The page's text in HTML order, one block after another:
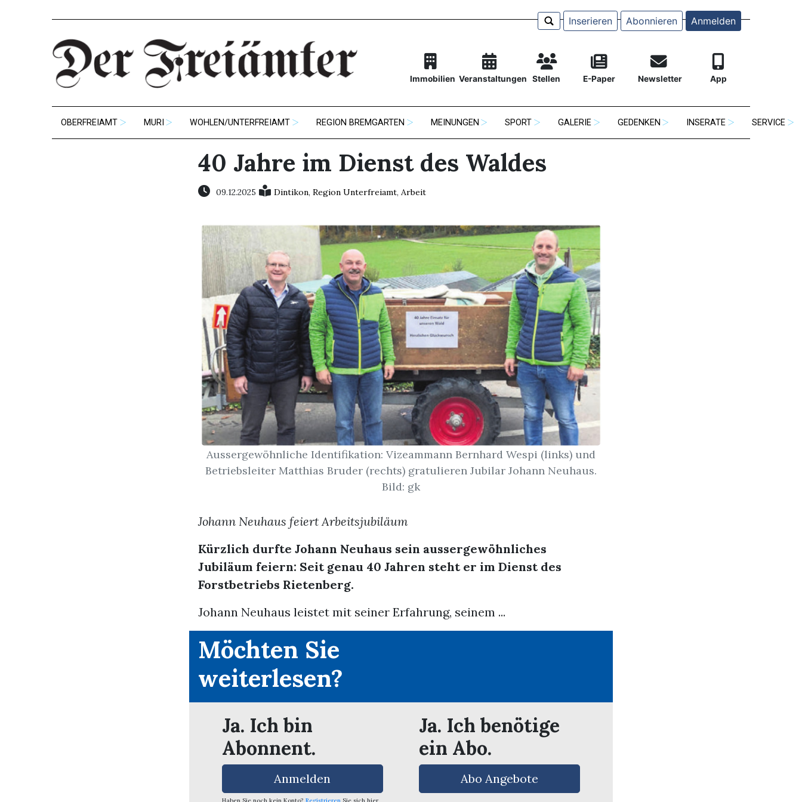
Inserieren Abonnieren Anmelden
Immobilien Veranstaltungen Stellen E-Paper Newsletter App
OBERFREIAMT MURI WOHLEN/UNTERFREIAMT REGION BREMGARTEN MEINUNGEN SPORT GALERIE GEDENKEN INSERATE SERVICE
40 Jahre im Dienst des Waldes
09.12.2025 Dintikon, Region Unterfreiamt, Arbeit
Aussergewöhnliche Identifikation: Vizeammann Bernhard Wespi (links) und
Betriebsleiter Matthias Bruder (rechts) gratulieren Jubilar Johann Neuhaus.
Bild: gk
Johann Neuhaus feiert Arbeitsjubiläum
Kürzlich durfte Johann Neuhaus sein aussergewöhnliches
Jubiläum feiern: Seit genau 40 Jahren steht er im Dienst des
Forstbetriebs Rietenberg.
Johann Neuhaus leistet mit seiner Erfahrung, seinem ...
Möchten Sie
weiterlesen?
Ja. Ich bin
Abonnent.
Anmelden
Haben Sie noch kein Konto? Registrieren Sie sich hier
Ja. Ich benötige
ein Abo.
Abo Angebote